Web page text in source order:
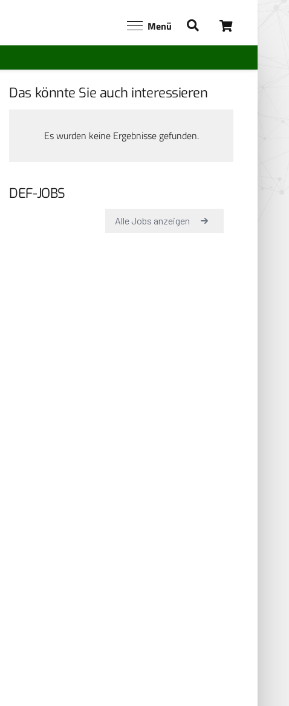
Menü
Das könnte Sie auch interessieren
Es wurden keine Ergebnisse gefunden.
DEF-JOBS